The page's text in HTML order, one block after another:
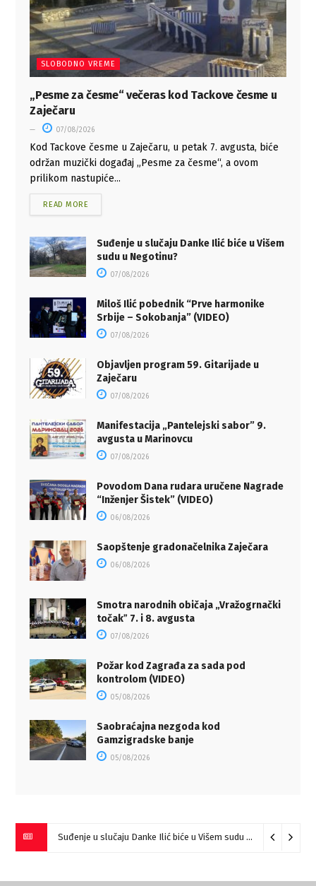
SLOBODNO VREME
„Pesme za česme“ večeras kod Tackove česme u
Zaječaru
07/08/2026
Kod Tackove česme u Zaječaru, u petak 7. avgusta, biće
održan muzički događaj „Pesme za česme“, a ovom
prilikom nastupiće...
READ MORE
Suđenje u slučaju Danke Ilić biće u Višem
sudu u Negotinu?
07/08/2026
Miloš Ilić pobednik “Prve harmonike
Srbije – Sokobanja” (VIDEO)
07/08/2026
Objavljen program 59. Gitarijade u
Zaječaru
07/08/2026
Manifestacija „Pantelejski sabor” 9.
avgusta u Marinovcu
07/08/2026
Povodom Dana rudara uručene Nagrade
“Inženjer Šistek” (VIDEO)
06/08/2026
Saopštenje gradonačelnika Zaječara
06/08/2026
Smotra narodnih običaja „Vražogrnački
točakˮ 7. i 8. avgusta
07/08/2026
Požar kod Zagrađa za sada pod
kontrolom (VIDEO)
05/08/2026
Saobraćajna nezgoda kod
Gamzigradske banje
05/08/2026
Suđenje u slučaju Danke Ilić biće u Višem sudu u Negotinu?